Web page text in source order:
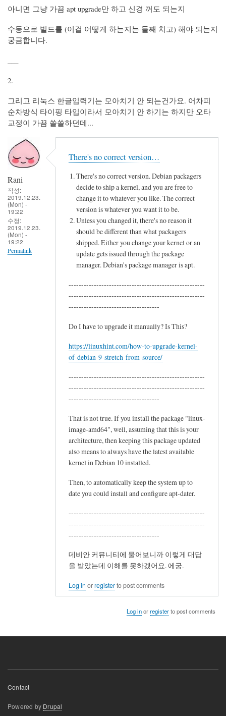
아니면 그냥 가끔 apt upgrade만 하고 신경 꺼도 되는지
수동으로 빌드를 (이걸 어떻게 하는지는 둘째 치고) 해야 되는지
궁금합니다.
2.
그리고 리눅스 한글입력기는 모아치기 안 되는건가요. 어차피
순차방식 타이핑 타입이라서 모아치기 안 하기는 하지만 오타
교정이 가끔 쏠쏠하던데...
Rani
작성:
2019.12.23.
(Mon) -
19:22
수정:
2019.12.23.
(Mon) -
19:22
Permalink
There's no correct version…
There's no correct version. Debian packagers
decide to ship a kernel, and you are free to
change it to whatever you like. The correct
version is whatever you want it to be.
Unless you changed it, there's no reason it
should be different than what packagers
shipped. Either you change your kernel or an
update gets issued through the package
manager. Debian's package manager is apt.
------------------------------------------------------
------------------------------------------------------
------------------------------------
Do I have to upgrade it manually? Is This?
https://linuxhint.com/how-to-upgrade-kernel-
of-debian-9-stretch-from-source/
------------------------------------------------------
------------------------------------------------------
------------------------------------
That is not true. If you install the package "linux-
image-amd64", well, assuming that this is your
architecture, then keeping this package updated
also means to always have the latest available
kernel in Debian 10 installed.
Then, to automatically keep the system up to
date you could install and configure apt-dater.
------------------------------------------------------
------------------------------------------------------
------------------------------------
데비안 커뮤니티에 물어보니까 이렇게 대답
을 받았는데 이해를 못하겠어요. 에궁.
Log in orregisterto post comments
Log inorregisterto post comments
Footer
Contact
Powered by Drupal